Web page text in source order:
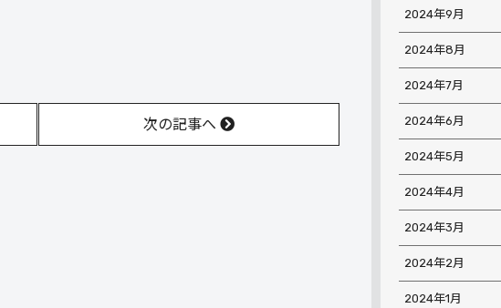
次の記事へ
2024年9月
2024年8月
2024年7月
2024年6月
2024年5月
2024年4月
2024年3月
2024年2月
2024年1月